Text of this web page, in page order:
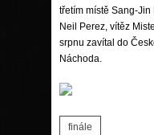
třetím místě Sang-
Neil Perez, vítěz
srpnu zavítal do
Náchoda.
finále